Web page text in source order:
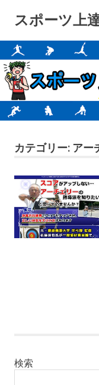
ツ
へ
ッ
スポーツ上
カテゴリー: アー
検索